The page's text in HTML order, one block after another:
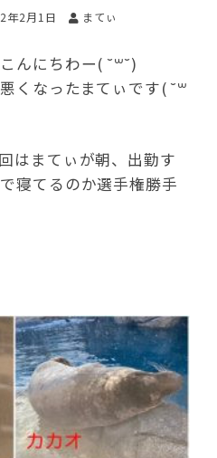
年2月1日 まてぃ
んにちわー( ˘꒳​˘)
くなったまてぃです( ˘꒳​
はまてぃが朝、出勤す
寝てるのか選手権勝手